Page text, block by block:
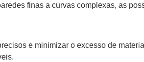
finas a curvas complexas, as
e minimizar o excesso de